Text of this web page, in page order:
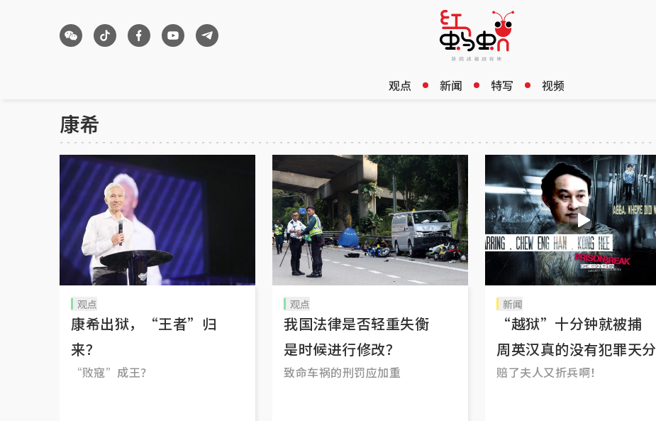
观点 新闻 特写 视频
康希
观点
康希出狱，“王者”归
来？
“败寇”成王？
观点
我国法律是否轻重失衡
是时候进行修改？
致命车祸的刑罚应加重
新闻
“越狱”十分钟就被捕
周英汉真的没有犯罪天分
赔了夫人又折兵啊！